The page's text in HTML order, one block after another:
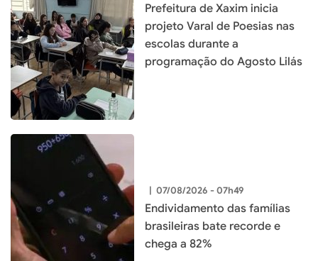
Prefeitura de Xaxim inicia
projeto Varal de Poesias nas
escolas durante a
programação do Agosto Lilás
| 07/08/2026 - 07h49
Endividamento das famílias
brasileiras bate recorde e
chega a 82%